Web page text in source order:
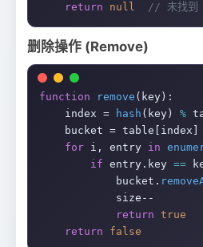
return
null // 未找到
删除操作 (Remove)
function remove (key):
    index =
hash (key) %
    bucket = table[index]
for i, entry in
if entry.key ==
            bucket.
            size--
return true
return
false